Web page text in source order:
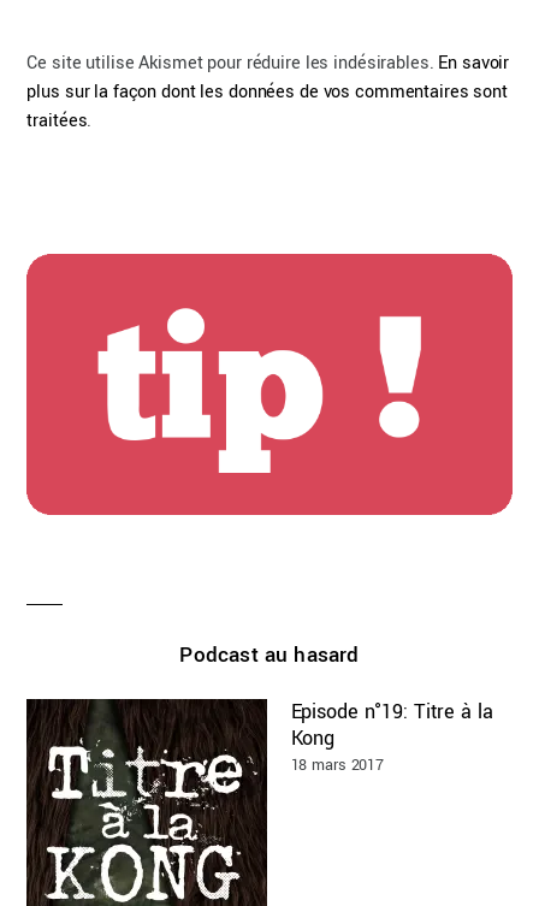
Ce site utilise Akismet pour réduire les indésirables. En savoir
plus sur la façon dont les données de vos commentaires sont
traitées.
Podcast au hasard
Episode n°19: Titre à la
Kong
18 mars 2017